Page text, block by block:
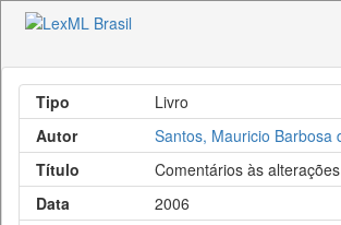
Tipo
Livro
Autor
Santos, Mauricio Barbosa
Título
Comentários às
Data
2006